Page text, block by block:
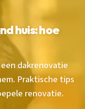
huis: hoe
dakrenovatie
Praktische tips
renovatie.